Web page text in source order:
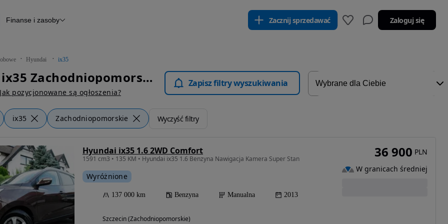
Raport z inspekcji
Otomoto News
Finanse i zasoby Zacznij sprzedawać Zaloguj się
Hyundai ix35
Hyundai ix35 Zachodniopomorskie - Samochody Osobowe
Jak pozycjonowane są ogłoszenia?
Zapisz filtry wyszukiwania
ix35 Zachodniopomorskie Wyczyść filtry
Hyundai ix35 1.6 2WD Comfort
1591 cm3 • 135 KM • Hyundai ix35 1.6 Benzyna Nawigacja Kamera Super Stan
Wyróżnione
137 000 km Benzyna Manualna 2013
Szczecin (Zachodniopomorskie)
36 900 PLN
W granicach średniej